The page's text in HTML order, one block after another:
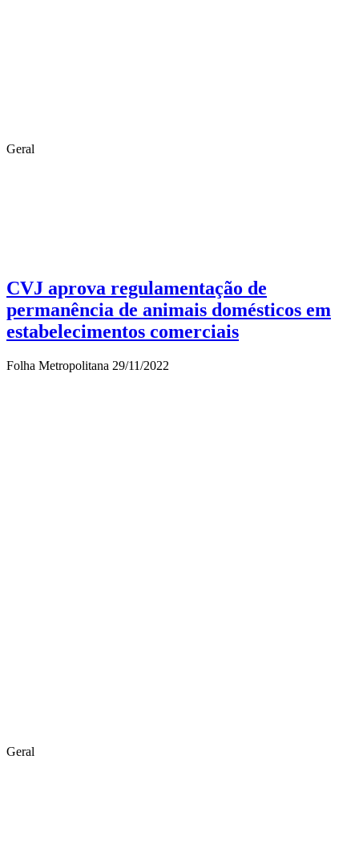
Geral
CVJ aprova regulamentação de
permanência de animais domésticos em
estabelecimentos comerciais
Folha Metropolitana 29/11/2022
Geral